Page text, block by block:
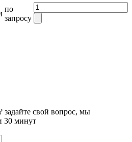
по
запросу
свой вопрос, мы
30 минут